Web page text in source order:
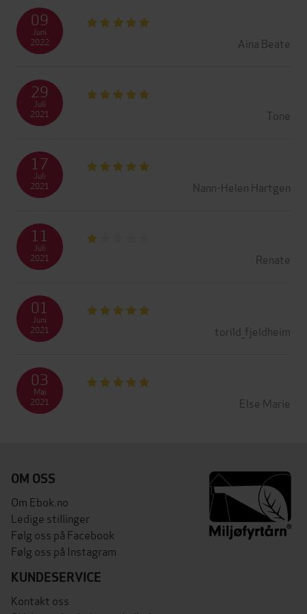
Aina Beate
09
Juni
2022
Tone
29
Juli
2021
Nann-Helen Hartgen
17
Juli
2021
Renate
11
Juli
2021
torild_fjeldheim
01
Juni
2021
Else Marie
03
Mai
2021
OM OSS
Om Ebok.no
Ledige stillinger
Følg oss på Facebook
Følg oss på Instagram
KUNDESERVICE
Kontakt oss